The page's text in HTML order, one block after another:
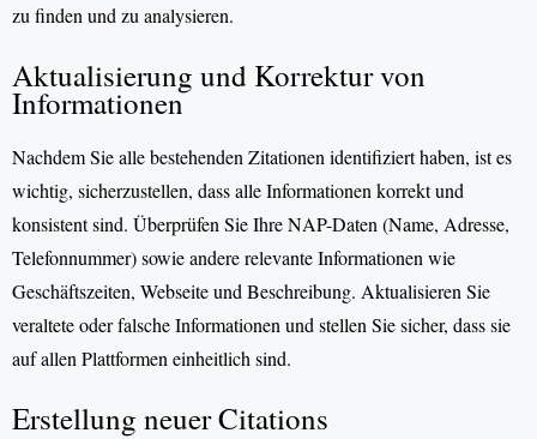
zu finden und zu analysieren.
Aktualisierung und Korrektur von
Informationen
Nachdem Sie alle bestehenden Zitationen identifiziert haben, ist es
wichtig, sicherzustellen, dass alle Informationen korrekt und
konsistent sind. Überprüfen Sie Ihre NAP-Daten (Name, Adresse,
Telefonnummer) sowie andere relevante Informationen wie
Geschäftszeiten, Webseite und Beschreibung. Aktualisieren Sie
veraltete oder falsche Informationen und stellen Sie sicher, dass sie
auf allen Plattformen einheitlich sind.
Erstellung neuer Citations